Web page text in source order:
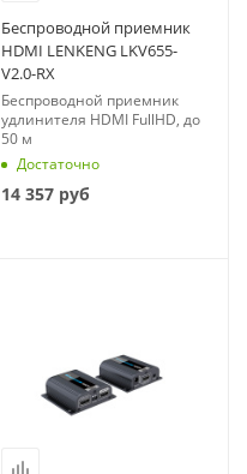
Беспроводной приемник
HDMI LENKENG LKV655-
V2.0-RX
Беспроводной приемник
удлинителя HDMI FullHD, до
50 м
Достаточно
14 357 руб